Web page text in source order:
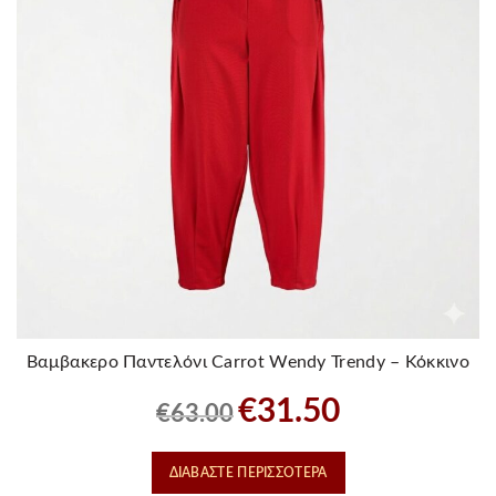
προϊόντος
Βαμβακερο Παντελόνι Carrot Wendy Trendy – Κόκκινο
€63.00
Original
price
was:
€63.00.
€31.50
τιμή
ΔΙΑΒΆΣΤΕ ΠΕΡΙΣΣΌΤΕΡΑ